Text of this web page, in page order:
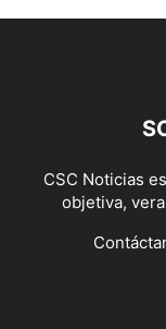
CSC Noticias
objetiva,